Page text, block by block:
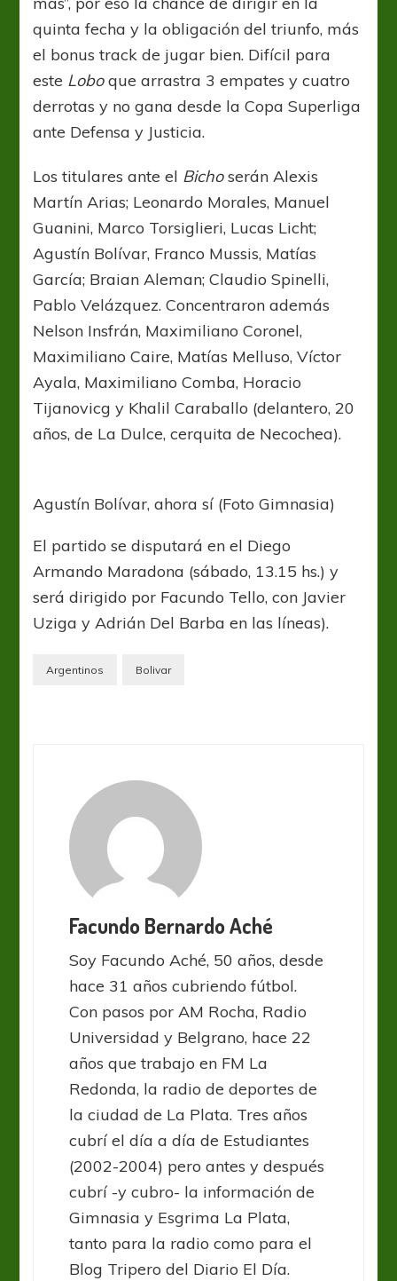
quinta fecha y la obligación del triunfo, más
el bonus track de jugar bien. Difícil para
este Loboque arrastra 3 empates y cuatro
derrotas y no gana desde la Copa Superliga
ante Defensa y Justicia.
Los titulares ante el Bichoserán Alexis
Martín Arias; Leonardo Morales, Manuel
Guanini, Marco Torsiglieri, Lucas Licht;
Agustín Bolívar, Franco Mussis, Matías
García; Braian Aleman; Claudio Spinelli,
Pablo Velázquez. Concentraron además
Nelson Insfrán, Maximiliano Coronel,
Maximiliano Caire, Matías Melluso, Víctor
Ayala, Maximiliano Comba, Horacio
Tijanovicg y Khalil Caraballo (delantero, 20
años, de La Dulce, cerquita de Necochea).
Agustín Bolívar, ahora sí (Foto Gimnasia)
El partido se disputará en el Diego
Armando Maradona (sábado, 13.15 hs.) y
será dirigido por Facundo Tello, con Javier
Uziga y Adrián Del Barba en las líneas).
Argentinos Bolivar
Facundo Bernardo Aché
Soy Facundo Aché, 50 años, desde
hace 31 años cubriendo fútbol.
Con pasos por AM Rocha, Radio
Universidad y Belgrano, hace 22
años que trabajo en FM La
Redonda, la radio de deportes de
la ciudad de La Plata. Tres años
cubrí el día a día de Estudiantes
(2002-2004) pero antes y después
cubrí -y cubro- la información de
Gimnasia y Esgrima La Plata,
tanto para la radio como para el
Blog Tripero del Diario El Día.